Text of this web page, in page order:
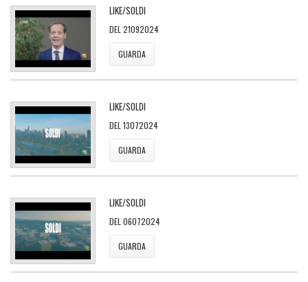
LIKE/SOLDI
DEL 21092024
GUARDA
LIKE/SOLDI
DEL 13072024
GUARDA
LIKE/SOLDI
DEL 06072024
GUARDA